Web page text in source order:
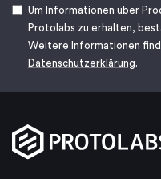
Um Informationen über
Protolabs zu erhalten,
Weitere Informationen
Datenschutzerklärung.